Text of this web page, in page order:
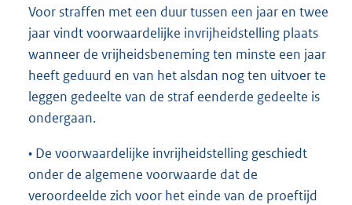
Voor straffen met een duur tussen een jaar en twee
jaar vindt voorwaardelijke invrijheidstelling plaats
wanneer de vrijheidsbeneming ten minste een jaar
heeft geduurd en van het alsdan nog ten uitvoer te
leggen gedeelte van de straf eenderde gedeelte is
ondergaan.
• De voorwaardelijke invrijheidstelling geschiedt
onder de algemene voorwaarde dat de
veroordeelde zich voor het einde van de proeftijd